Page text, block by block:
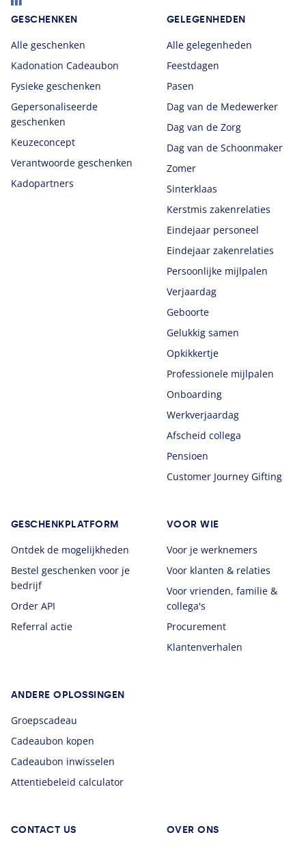
GESCHENKEN
Alle geschenken
Kadonation Cadeaubon
Fysieke geschenken
Gepersonaliseerde
geschenken
Keuzeconcept
Verantwoorde geschenken
Kadopartners
GELEGENHEDEN
Alle gelegenheden
Feestdagen
Pasen
Dag van de Medewerker
Dag van de Zorg
Dag van de Schoonmaker
Zomer
Sinterklaas
Kerstmis zakenrelaties
Eindejaar personeel
Eindejaar zakenrelaties
Persoonlijke mijlpalen
Verjaardag
Geboorte
Gelukkig samen
Opkikkertje
Professionele mijlpalen
Onboarding
Werkverjaardag
Afscheid collega
Pensioen
Customer Journey Gifting
GESCHENKPLATFORM
Ontdek de mogelijkheden
Bestel geschenken voor je
bedrijf
Order API
Referral actie
VOOR WIE
Voor je werknemers
Voor klanten & relaties
Voor vrienden, familie &
collega's
Procurement
Klantenverhalen
ANDERE OPLOSSINGEN
Groepscadeau
Cadeaubon kopen
Cadeaubon inwisselen
Attentiebeleid calculator
CONTACT US OVER ONS